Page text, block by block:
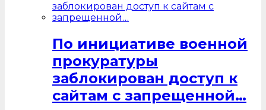
По инициативе военной
прокуратуры
заблокирован доступ к
сайтам с запрещенной…